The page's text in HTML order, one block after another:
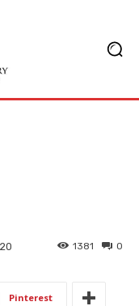
0
1381
Pinterest